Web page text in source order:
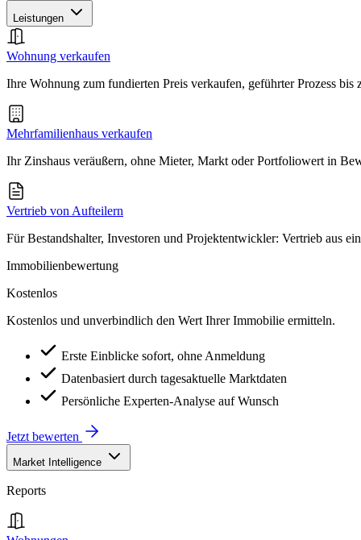
Leistungen
Wohnung verkaufen
Ihre Wohnung zum fundierten Preis verkaufen, geführter Prozess bis
Mehrfamilienhaus verkaufen
Ihr Zinshaus veräußern, ohne Mieter, Markt oder Portfoliowert in
Vertrieb von Aufteilern
Für Bestandshalter, Investoren und Projektentwickler: Vertrieb aus
Immobilienbewertung
Kostenlos
Kostenlos und unverbindlich den Wert Ihrer Immobilie ermitteln.
Erste Einblicke sofort, ohne Anmeldung
Datenbasiert durch tagesaktuelle Marktdaten
Persönliche Experten-Analyse auf Wunsch
Jetzt bewerten
Market Intelligence
Reports